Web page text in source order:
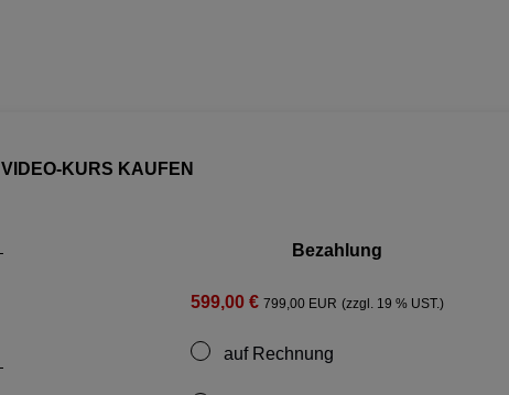
VIDEO-KURS KAUFEN
Bezahlung
599,00 € 799,00 EUR (zzgl. 19 % UST.)
auf Rechnung